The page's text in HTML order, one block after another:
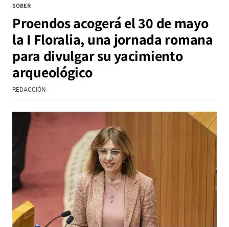
SOBER
Proendos acogerá el 30 de mayo
la I Floralia, una jornada romana
para divulgar su yacimiento
arqueológico
REDACCIÓN